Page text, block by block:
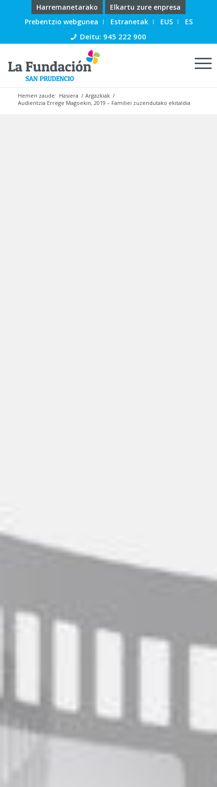
Harremanetarako
Elkartu zure enpresa
Prebentzio webgunea
Estranetak EUS ES
Deitu: 945 222 900
Hemen zaude: Hasiera / Argazkiak /
Audientzia Errege Magoekin, 2019 – Familiei zuzendutako ekitaldia